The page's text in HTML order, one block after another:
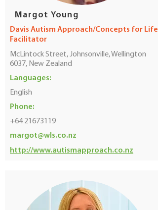
Margot Young
Davis Autism Approach/Concepts for Life
Facilitator
McLintock Street, Johnsonville, Wellington
6037, New Zealand
Languages:
English
Phone:
+64 21673119
margot@wls.co.nz
http://www.autismapproach.co.nz